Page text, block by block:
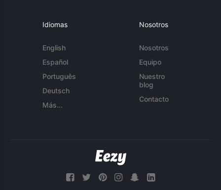
Idiomas
English
Español
Português
Deutsch
Más...
Nosotros
Nosotros
Equipo
Nuestro
blog
Contacto